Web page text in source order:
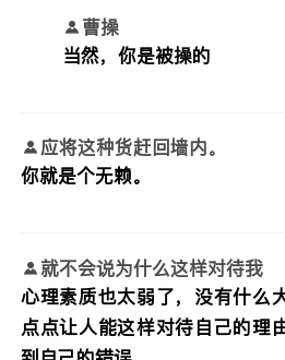
曹操
当然，你是被操的
应将这种货赶回墙内。
你就是个无赖。
就不会说为什么这样对待我
心理素质也太弱了，没有什么
点点让人能这样对待自己的理